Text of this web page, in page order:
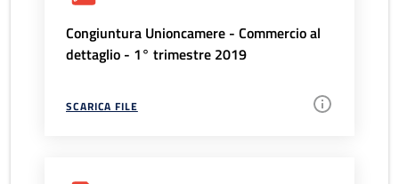
Congiuntura Unioncamere - Commercio al
dettaglio - 1° trimestre 2019
SCARICA FILE